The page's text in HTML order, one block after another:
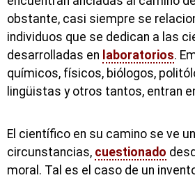
obstante, casi siempre se
individuos que se dedican a las
desarrolladas en laboratorios.
químicos, físicos, biólogos,
lingüistas y otros tantos, entran
El científico en su camino se ve
circunstancias, cuestionado
moral. Tal es el caso de un